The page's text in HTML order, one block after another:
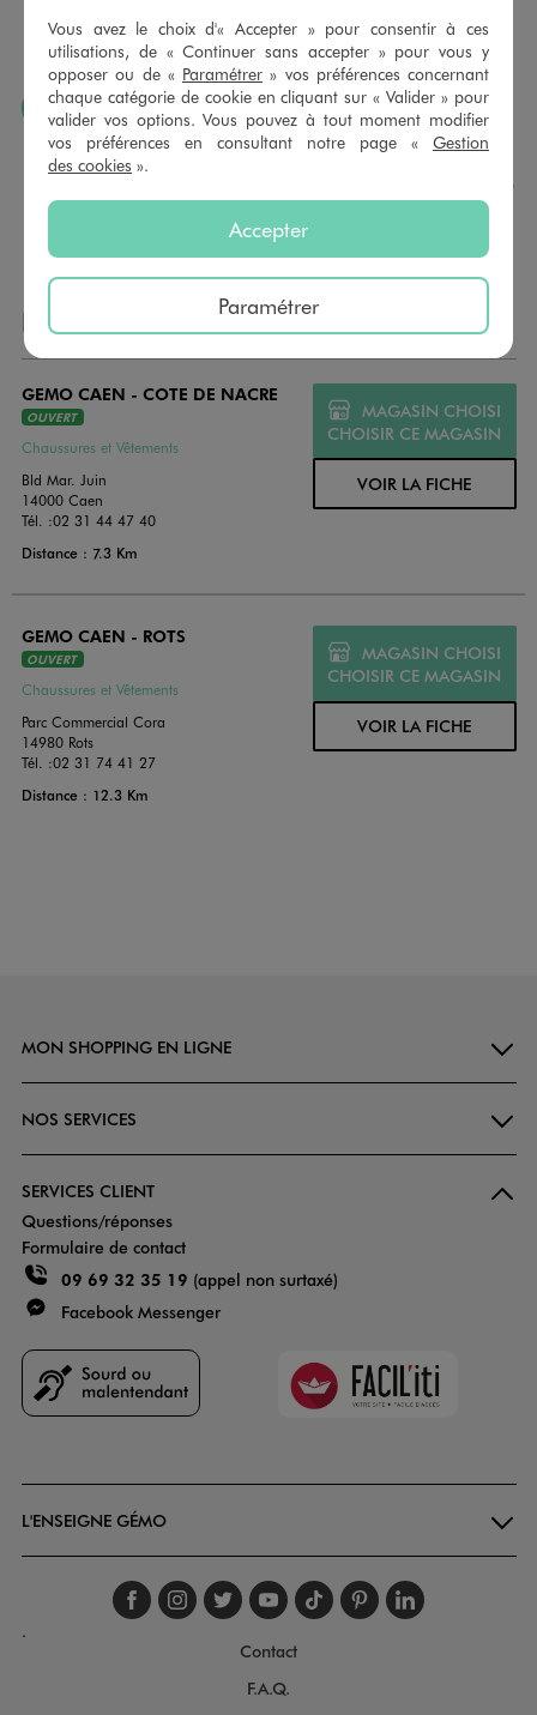
sont à votre disposition sur simple demande. Voir
conditions en magasins.
J’AIME FAIRE PLAISIR
Nous vous proposons des cartes cadeaux GÉMO d’un
montant au choix entre 10€ et 150€. Les cartes cadeau
GÉMO sont valables 1 an, utilisables en plusieurs fois, pour
dans de jolies enveloppes pour toutes les occasions.
NOS AUTRES MAGASINS
GEMO CAEN - COTE DE NACRE
OUVERT
Chaussures et Vêtements
Bld Mar. Juin
14000 Caen
Tél. :02 31 44 47 40
Distance : 7.3 Km
MAGASIN CHOISI
CHOISIR CE MAGASIN
VOIR LA FICHE
GEMO CAEN - ROTS
OUVERT
Chaussures et Vêtements
Parc Commercial Cora
14980 Rots
Tél. :02 31 74 41 27
Distance : 12.3 Km
MAGASIN CHOISI
CHOISIR CE MAGASIN
VOIR LA FICHE
MON SHOPPING EN LIGNE
NOS SERVICES
SERVICES CLIENT
Questions/réponses
Formulaire de contact
09 69 32 35 19 (appel non surtaxé)
Facebook Messenger
Faciliti
L'ENSEIGNE GÉMO
Suivez-nous sur
Suivez-nous sur
Suivez-nous sur
Suivez-nous
Suivez-nous
Suivez-
.
Contact
F.A.Q.
Vous avez le choix d'« Accepter » pour consentir à ces
utilisations, de « Continuer sans accepter » pour vous y
opposer ou de « Paramétrer » vos préférences concernant
chaque catégorie de cookie en cliquant sur « Valider » pour
valider vos options. Vous pouvez à tout moment modifier
vos préférences en consultant notre page « Gestion
des cookies ».
Accepter
Paramétrer